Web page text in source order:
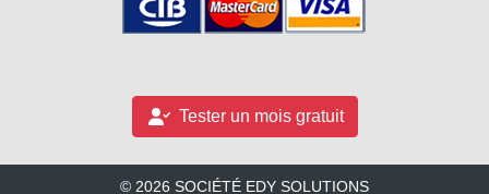
Tester un mois gratuit
© 2026 SOCIÉTÉ EDY SOLUTIONS